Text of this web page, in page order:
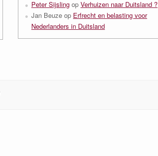
Peter Sijsling opVerhuizen naar Duitsland ?
Jan Beuze op Erfrecht en belasting voor
Nederlanders in Duitsland